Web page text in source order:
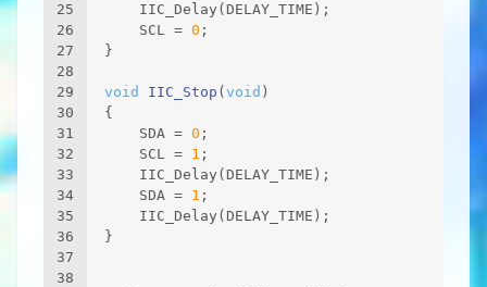
25
26
27
28
29
30
31
32
33
34
35
36
37
38
    IIC_Delay(DELAY_TIME);
    SCL =
0
}
void IIC_Stop ( void )
{
    SDA =
0 ;
    SCL =
1 ;
    IIC_Delay(DELAY_TIME);
    SDA =
1 ;
    IIC_Delay(DELAY_TIME);
}